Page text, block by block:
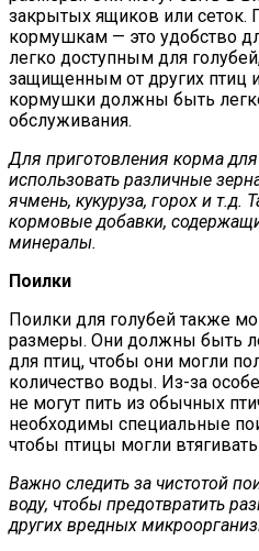
закрытых ящиков или сеток.
кормушкам — это удобство
легко доступным для
защищенным от других птиц
кормушки должны быть
обслуживания.
Для приготовления корма
использовать различные
ячмень, кукуруза, горох и
кормовые добавки,
минералы.
Поилки
Поилки для голубей также
размеры. Они должны быть
для птиц, чтобы они могли
количество воды. Из-за
не могут пить из обычных
необходимы специальные
чтобы птицы могли
Важно следить за чистотой
воду, чтобы предотвратить
других вредных